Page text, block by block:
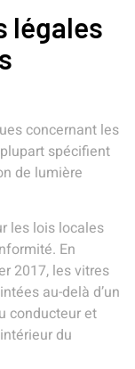
légales
concernant les
spécifient
de lumière
les lois locales
En
2017, les vitres
au-delà d’un
conducteur et
du